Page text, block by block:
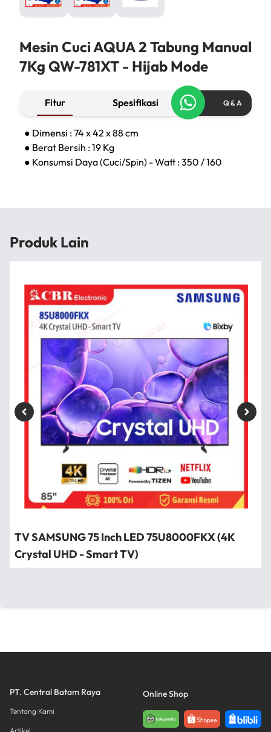
Mesin Cuci AQUA 2 Tabung Manual
7Kg QW-781XT - Hijab Mode
Fitur Spesifikasi Q & A
● Dimensi : 74 x 42 x 88 cm
● Berat Bersih : 19 Kg
● Konsumsi Daya (Cuci/Spin) - Watt : 350 / 160
Produk Lain
TV SAMSUNG 75 Inch LED 75U8000FKX (4K
Crystal UHD - Smart TV)
PT. Central Batam Raya
Tentang Kami
Online Shop